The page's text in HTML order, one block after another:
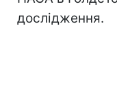
дослідження.